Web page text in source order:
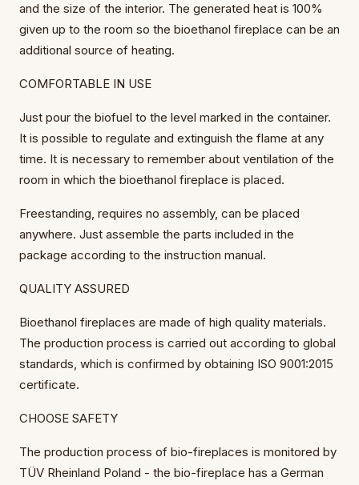
and the size of the interior. The generated heat is 100%
given up to the room so the bioethanol fireplace can be an
additional source of heating.
COMFORTABLE IN USE
Just pour the biofuel to the level marked in the container.
It is possible to regulate and extinguish the flame at any
time. It is necessary to remember about ventilation of the
room in which the bioethanol fireplace is placed.
Freestanding, requires no assembly, can be placed
anywhere. Just assemble the parts included in the
package according to the instruction manual.
QUALITY ASSURED
Bioethanol fireplaces are made of high quality materials.
The production process is carried out according to global
standards, which is confirmed by obtaining ISO 9001:2015
certificate.
CHOOSE SAFETY
The production process of bio-fireplaces is monitored by
TÜV Rheinland Poland - the bio-fireplace has a German